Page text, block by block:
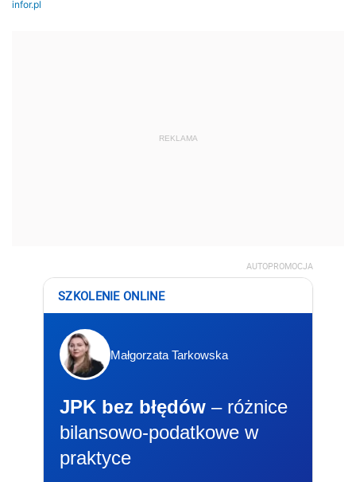
REKLAMA
AUTOPROMOCJA
SZKOLENIE ONLINE
Małgorzata Tarkowska
JPK bez błędów – różnice
bilansowo-podatkowe w
praktyce